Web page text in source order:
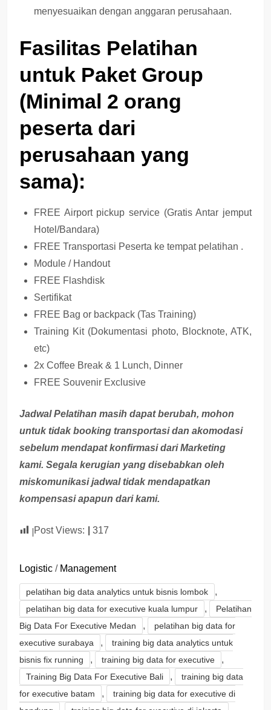
menyesuaikan dengan anggaran perusahaan.
Fasilitas Pelatihan
untuk Paket Group
(Minimal 2 orang
peserta dari
perusahaan yang
sama):
FREE Airport pickup service (Gratis Antar jemput
Hotel/Bandara)
FREE Transportasi Peserta ke tempat pelatihan .
Module / Handout
FREE Flashdisk
Sertifikat
FREE Bag or backpack (Tas Training)
Training Kit (Dokumentasi photo, Blocknote, ATK,
etc)
2x Coffee Break & 1 Lunch, Dinner
FREE Souvenir Exclusive
Jadwal Pelatihan masih dapat berubah, mohon
untuk tidak booking transportasi dan akomodasi
sebelum mendapat konfirmasi dari Marketing
kami. Segala kerugian yang disebabkan oleh
miskomunikasi jadwal tidak mendapatkan
kompensasi apapun dari kami.
Post Views: 317
Logistic / Management
pelatihan big data analytics untuk bisnis lombok ,
pelatihan big data for executive kuala lumpur ,
Pelatihan
Big Data For Executive Medan
,
pelatihan big data for
executive surabaya
,
training big data analytics untuk
bisnis fix running
, training big data for executive ,
Training Big Data For Executive Bali ,
training big data
for executive batam
,
training big data for executive di